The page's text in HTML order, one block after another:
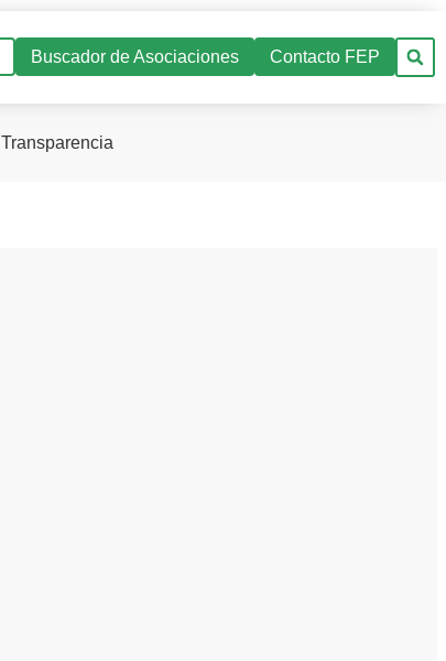
Buscador de Asociaciones Contacto FEP
Transparencia